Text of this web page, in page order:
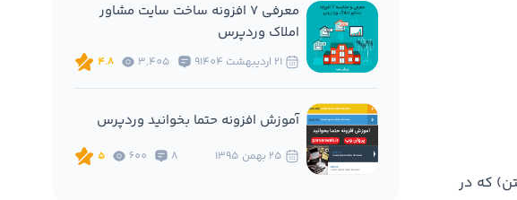
که در
معرفی 7 افزونه ساخت سایت مشاور
املاک وردپرس
9
3,405
4.8
آموزش افزونه حتما بخوانید وردپرس
8
600
5